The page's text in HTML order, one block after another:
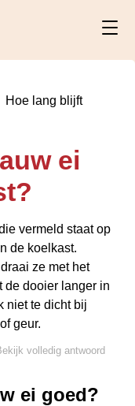
Hoe lang blijft
ei
vermeld staat op
de koelkast.
ze met het
de dooier langer in
niet te dicht bij
geur.
volledig antwoord
ei goed?